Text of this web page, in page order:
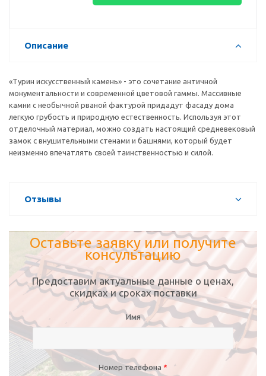
Описание
«Турин искусственный камень» - это сочетание античной
монументальности и современной цветовой гаммы. Массивные
камни с необычной рваной фактурой придадут фасаду дома
легкую грубость и природную естественность. Используя этот
отделочный материал, можно создать настоящий средневековый
замок с внушительными стенами и башнями, который будет
неизменно впечатлять своей таинственностью и силой.
Отзывы
Оставьте заявку или получите
консультацию
Предоставим актуальные данные о ценах,
скидках и сроках поставки
Имя
Номер телефона *